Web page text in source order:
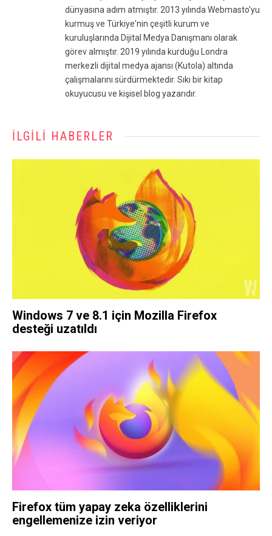
dünyasına adım atmıştır. 2013 yılında Webmasto'yu
kurmuş ve Türkiye'nin çeşitli kurum ve
kuruluşlarında Dijital Medya Danışmanı olarak
görev almıştır. 2019 yılında kurduğu Londra
merkezli dijital medya ajansı (Kutola) altında
çalışmalarını sürdürmektedir. Sıkı bir kitap
okuyucusu ve kişisel blog yazarıdır.
İLGILI HABERLER
Windows 7 ve 8.1 için Mozilla Firefox
desteği uzatıldı
Firefox tüm yapay zeka özelliklerini
engellemenize izin veriyor